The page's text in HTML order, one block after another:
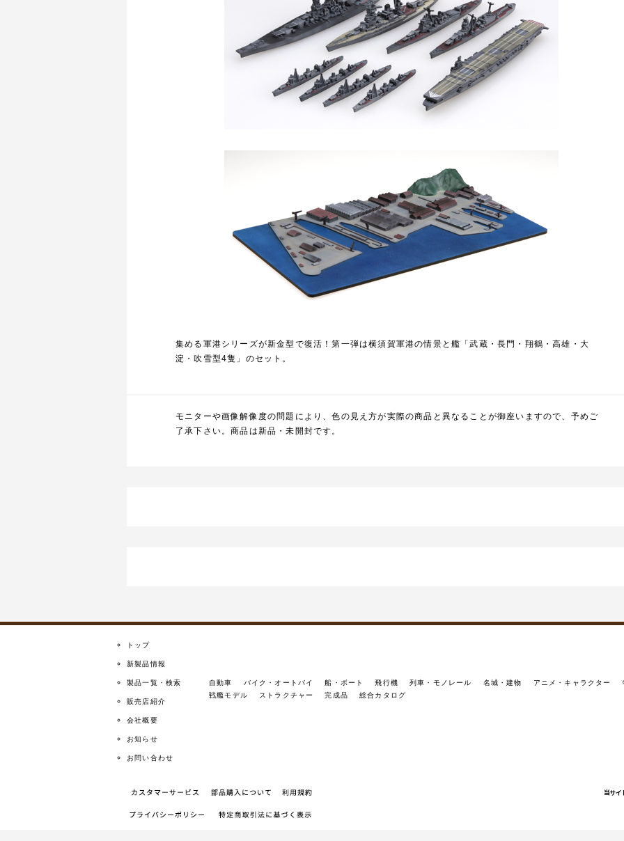
集める軍港シリーズが新金型で復活！第一弾は横須賀軍港の情景と艦「武蔵・長門・翔鶴・高雄・大
淀・吹雪型4隻」のセット。
モニターや画像解像度の問題により、色の見え方が実際の商品と異なることが御座いますので、予めご
了承下さい。商品は新品・未開封です。
トップ
新製品情報
製品一覧・検索 自動車 バイク・オートバイ 船・ボート 飛行機 列車・モノレール 名城・建物 アニメ・キャラクター
戦艦モデル
ストラクチャー 完成品
総合カタログ
販売店紹介
会社概要
お知らせ
お問い合わせ